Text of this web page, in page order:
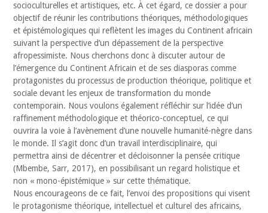
socioculturelles et artistiques, etc. À cet égard, ce dossier a pour
objectif de réunir les contributions théoriques, méthodologiques
et épistémologiques qui reflètent les images du Continent africain
suivant la perspective d’un dépassement de la perspective
afropessimiste. Nous cherchons donc à discuter autour de
l’émergence du Continent Africain et de ses diasporas comme
protagonistes du processus de production théorique, politique et
sociale devant les enjeux de transformation du monde
contemporain. Nous voulons également réfléchir sur l’idée d’un
raffinement méthodologique et théorico-conceptuel, ce qui
ouvrira la voie à l’avènement d’une nouvelle humanité-nègre dans
le monde. Il s’agit donc d’un travail interdisciplinaire, qui
permettra ainsi de décentrer et décloisonner la pensée critique
(Mbembe, Sarr, 2017), en possibilisant un regard holistique et
non « mono-épistémique » sur cette thématique.
Nous encourageons de ce fait, l’envoi des propositions qui visent
le protagonisme théorique, intellectuel et culturel des africains,